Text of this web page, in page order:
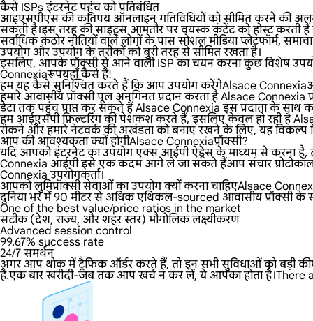
कैसे ISPs इंटरनेट पहुंच को प्रतिबंधित
आइएसपीएस की कतिपय ऑनलाइन गतिविधियों को सीमित करने की
सकती है।इस तरह की साइट्स आमतौर पर वयस्क कंटेंट को होस्ट करती
सर्वाधिक कठोर नीतियों वाले लोगों के पास सोशल मीडिया प्लेटफॉर्म,
उपयोग और उपयोग के तरीकों को बुरी तरह से सीमित रखता है।
इसलिए, आपके प्रॉक्सी से आने वाली ISP का चयन करना कुछ विशेष
Connexiaरूपयहाँ कैसे है!
हम यह कैसे सुनिश्चित करते हैं कि आप उपयोग करेंगेAlsace
हमारे आवासीय प्रॉक्सी पूल अनगिनत प्रदान करता है Alsace
डेटा तक पहुंच प्राप्त कर सकते हैं Alsace Connexia इस प्रदाता के साथ
हम आईएसपी फ़िल्टरिंग की पेशकश करते हैं, इसलिए केवल हो रही है
रोकने और हमारे नेटवर्क की अखंडता को बनाए रखने के लिए, यह विकल्प
आप की आवश्यकता क्यों होगीAlsace Connexiaप्रॉक्सी?
यदि आपको इंटरनेट का उपयोग एक्स आईपी ऐड्रेस के माध्यम से करना है,
Connexia आईपी इसे एक कदम आगे ले जा सकते हैंआप संचार
Connexia उपयोगकर्ता।
आपको लुमिप्रॉक्सी सेवाओं का उपयोग क्यों करना चाहिएAlsace
दुनिया भर में 90 मीटर से अधिक एथिकल-sourced आवासीय प्रॉक्सी के
One of the best value/price ratios in the market
सटीक (देश, राज्य, और शहर स्तर) भौगोलिक लक्ष्यीकरण
Advanced session control
99.67% success rate
24/7 समर्थन
अगर आप थोक में ट्रैफिक ऑर्डर करते हैं, तो इन सभी सुविधाओं को बड़ी
है.एक बार खरीदी-जब तक आप खर्च न कर लें, ये आपका होता